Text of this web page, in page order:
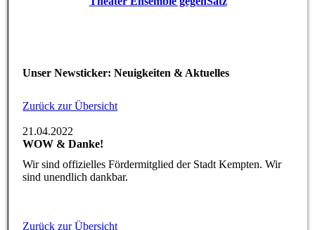
Unser Newsticker: Neuigkeiten & Aktuelles
Zurück zur Übersicht
21.04.2022
WOW & Danke!
Wir sind offizielles Fördermitglied der Stadt Kempten. Wir
sind unendlich dankbar.
Zurück zur Übersicht